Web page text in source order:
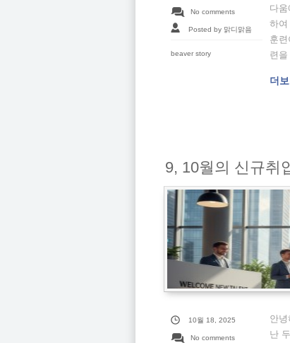
No comments
Posted by 맑디맑음
beaver story
다
하여
훈
련
더
9, 10월의 신규취
10월 18, 2025
No comments
안
난